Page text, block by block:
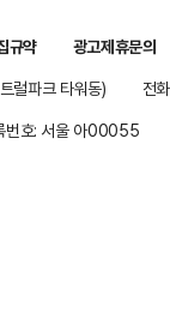
규약
광고제휴문의
럴파크 타워동)
전
번호: 서울 아00055